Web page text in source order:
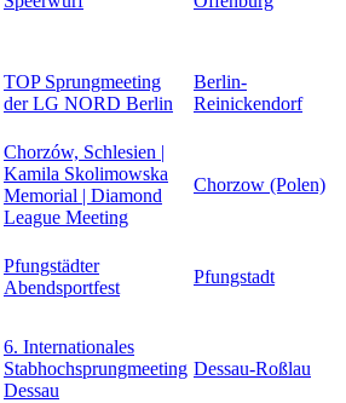
TOP Sprungmeeting
der LG NORD Berlin
Berlin-
Reinickendorf
Chorzów, Schlesien |
Kamila Skolimowska
Memorial | Diamond
League Meeting
Chorzow (Polen)
Pfungstädter
Abendsportfest
Pfungstadt
6. Internationales
Stabhochsprungmeeting
Dessau
Dessau-Roßlau